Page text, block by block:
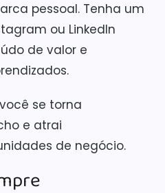
pessoal. Tenha um
ou LinkedIn
de valor e
se torna
e atrai
de negócio.